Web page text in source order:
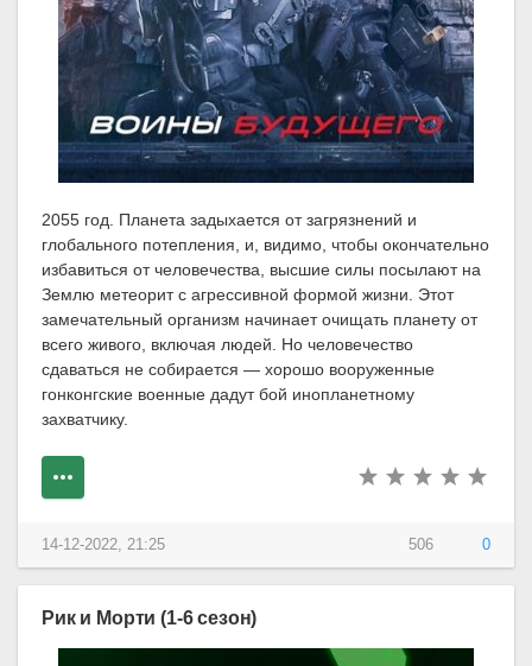
2055 год. Планета задыхается от загрязнений и
глобального потепления, и, видимо, чтобы окончательно
избавиться от человечества, высшие силы посылают на
Землю метеорит с агрессивной формой жизни. Этот
замечательный организм начинает очищать планету от
всего живого, включая людей. Но человечество
сдаваться не собирается — хорошо вооруженные
гонконгские военные дадут бой инопланетному
захватчику.
506 0
14-12-2022, 21:25
Рик и Морти (1-6 сезон)